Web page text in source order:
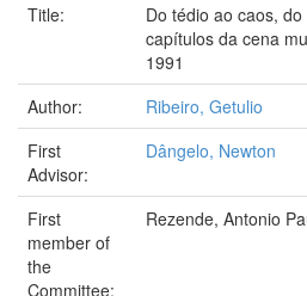
Title:
Do tédio ao caos,
capítulos da cena
1991
Author:
Ribeiro, Getulio
First
Advisor:
Dângelo, Newton
First
member of
the
Committee:
Rezende, Antonio